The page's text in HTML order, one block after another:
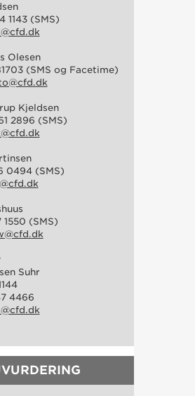
1143 (SMS)
Olesen
(SMS og Facetime)
Kjeldsen
2896 (SMS)
0494 (SMS)
1550 (SMS)
Suhr
4466